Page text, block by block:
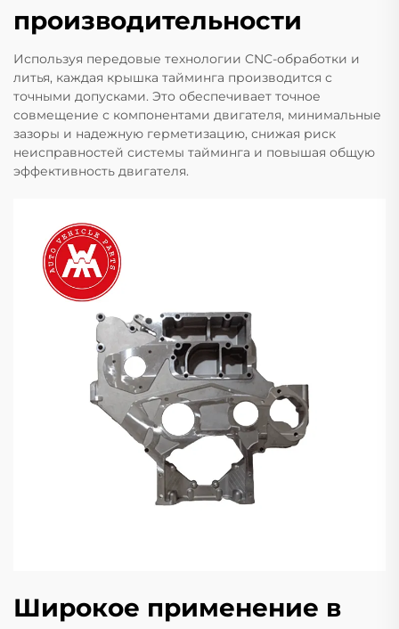
производительности
Используя передовые технологии CNC-обработки и
литья, каждая крышка тайминга производится с
точными допусками. Это обеспечивает точное
совмещение с компонентами двигателя, минимальные
зазоры и надежную герметизацию, снижая риск
неисправностей системы тайминга и повышая общую
эффективность двигателя.
Широкое применение в